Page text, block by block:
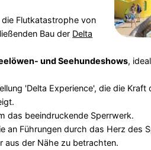
Flutkatastrophe von
Bau der Delta
und Seehundeshows,
'Delta Experience', die die Kraft
das beeindruckende Sperrwerk.
an Führungen durch das Herz des
aus der Nähe zu betrachten.